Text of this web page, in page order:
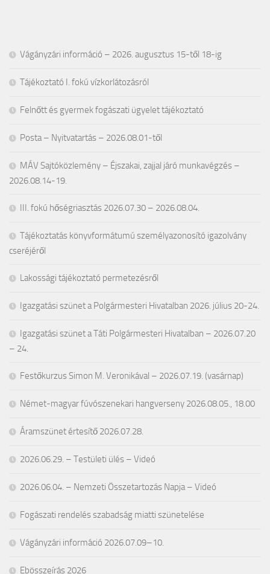
Vágányzári információ – 2026. augusztus 15-től 18-ig
Tájékoztató I. fokú vízkorlátozásról
Felnőtt és gyermek fogászati ügyelet tájékoztató
Posta – Nyitvatartás – 2026.08.01-től
MÁV Sajtóközlemény – Éjszakai, zajjal járó munkavégzés –
2026.08.14-19.
III. fokú hőségriasztás 2026.07.30 – 2026.08.04.
Tájékoztatás könyvformátumú személyazonosító igazolvány
cseréjéről
Lakossági tájékoztató permetezésről
Igazgatási szünet a Polgármesteri Hivatalban 2026. július 20-24.
Igazgatási szünet a Táti Polgármesteri Hivatalban – 2026.07.20
– 24.
Festőkurzus Simon M. Veronikával – 2026.07.19. (vasárnap)
Német-magyar fúvószenekari hangverseny 2026.08.05., 18.00
Áramszünet értesítő 2026.07.28.
2026.06.29. – Testületi ülés – Videó
2026.06.04. – Nemzeti Összetartozás Napja – Videó
Fogászati rendelés szabadság miatti szünetelése
Vágányzári információ 2026.07.09–10.
Ebösszeírás 2026